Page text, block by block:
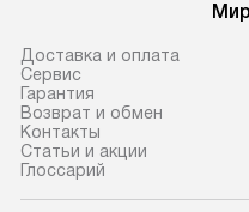
Доставка и оплата
Сервис
Гарантия
Возврат и обмен
Контакты
Статьи и акции
Глоссарий